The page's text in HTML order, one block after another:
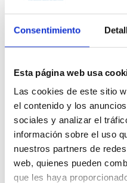
Consentimiento
Esta página web usa
Las cookies de este sitio
el contenido y los
sociales y analizar el
información sobre el uso
nuestros partners de
web, quienes pueden
que les haya
soluciones de
zona Noroeste de
en la linde entre el